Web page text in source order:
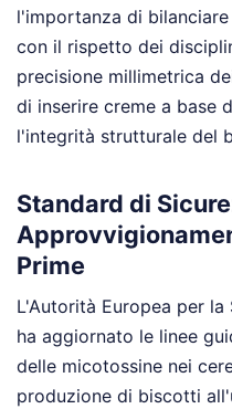
l'importanza di
con il rispetto dei
precisione millimetrica
di inserire creme a base
l'integrità strutturale del
Standard di
Prime
L'Autorità Europea per la
ha aggiornato le linee
delle micotossine nei
produzione di biscotti